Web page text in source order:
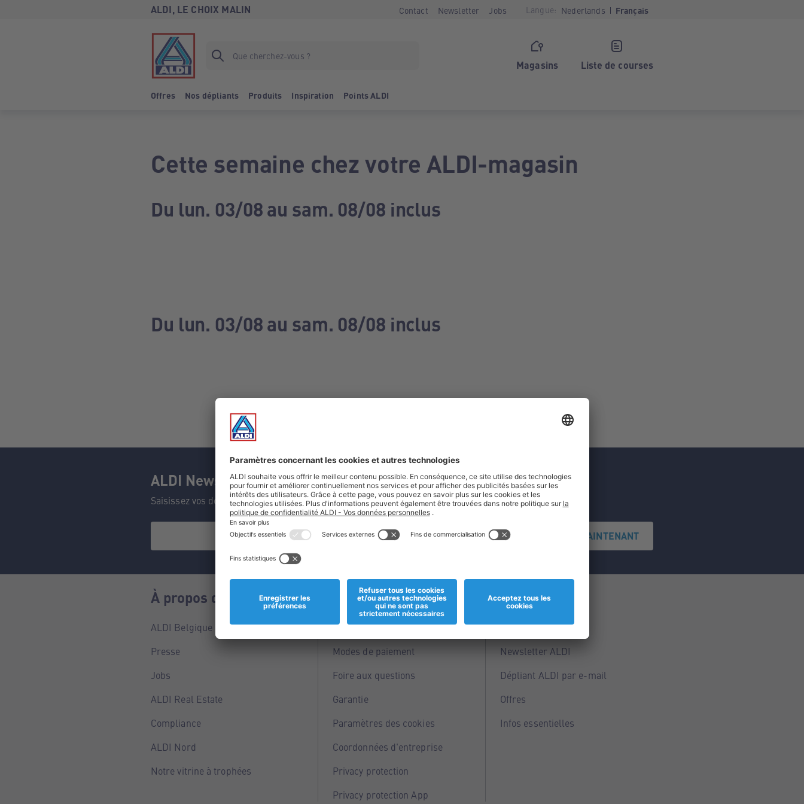
ALDI, LE CHOIX MALIN Contact Newsletter Jobs Langue: Nederlands Français
Magasins Liste de courses
Offres Nos dépliants Produits Inspiration Points ALDI
Cette semaine chez votre ALDI-magasin
Du lun. 03/08 au sam. 08/08 inclus
Du lun. 03/08 au sam. 08/08 inclus
ALDI Newsletter
Saisissez vos données et ne manquez aucune de nos offres.
S'INSCRIRE MAINTENANT
À propos de nous
ALDI Belgique
Presse
Jobs
ALDI Real Estate
Compliance
ALDI Nord
Notre vitrine à trophées
Informations
Magasins
Modes de paiement
Foire aux questions
Garantie
Paramètres des cookies
Coordonnées d'entreprise
Privacy protection
Privacy protection App
Service
Points ALDI
Newsletter ALDI
Dépliant ALDI par e-mail
Offres
Infos essentielles